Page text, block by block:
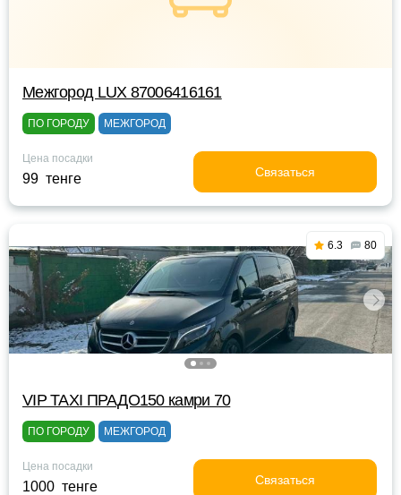
Межгород LUX 87006416161
ПО ГОРОДУ МЕЖГОРОД
Цена посадки
99 тенге Связаться
6.3 80
VIP TAXI ПРАДО150 камри 70
ПО ГОРОДУ МЕЖГОРОД
Цена посадки
1000 тенге Связаться